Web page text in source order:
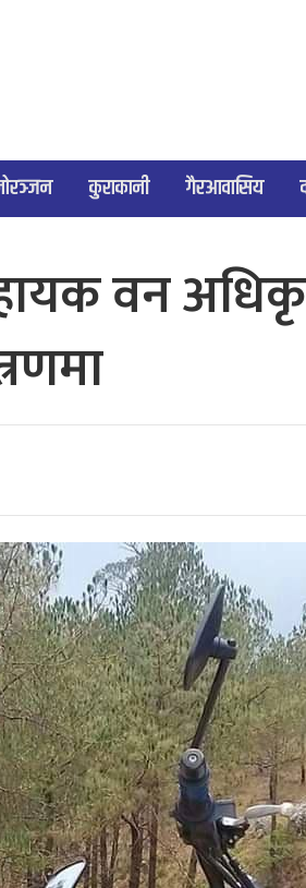
कुराकानी गैरआवासिय
वन